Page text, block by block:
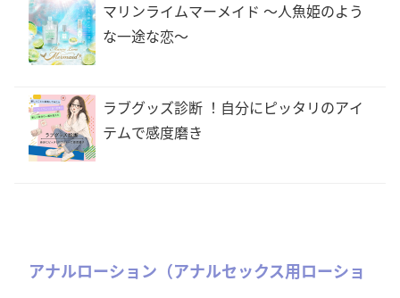
マリンライムマーメイド 〜人魚姫のよう
な一途な恋〜
ラブグッズ診断 ！自分にピッタリのアイ
テムで感度磨き
アナルローション（アナルセックス用ローショ